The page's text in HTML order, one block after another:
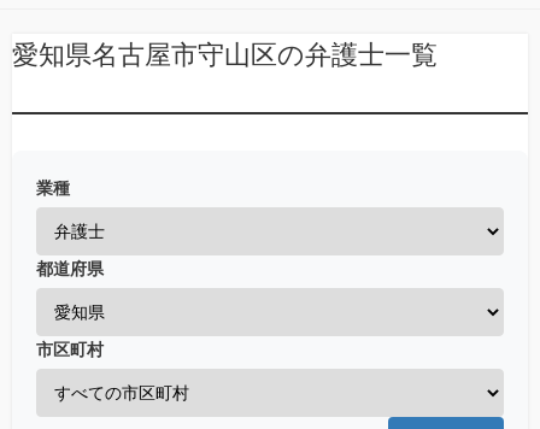
愛知県名古屋市守山区の弁護士一覧
業種
都道府県
市区町村